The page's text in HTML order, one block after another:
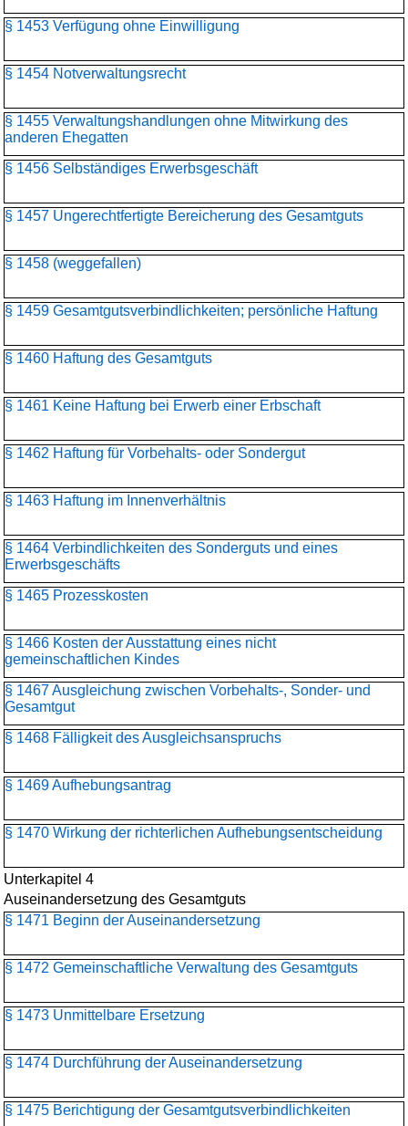
§ 1453 Verfügung ohne Einwilligung
§ 1454 Notverwaltungsrecht
§ 1455 Verwaltungshandlungen ohne Mitwirkung des
anderen Ehegatten
§ 1456 Selbständiges Erwerbsgeschäft
§ 1457 Ungerechtfertigte Bereicherung des Gesamtguts
§ 1458 (weggefallen)
§ 1459 Gesamtgutsverbindlichkeiten; persönliche Haftung
§ 1460 Haftung des Gesamtguts
§ 1461 Keine Haftung bei Erwerb einer Erbschaft
§ 1462 Haftung für Vorbehalts- oder Sondergut
§ 1463 Haftung im Innenverhältnis
§ 1464 Verbindlichkeiten des Sonderguts und eines
Erwerbsgeschäfts
§ 1465 Prozesskosten
§ 1466 Kosten der Ausstattung eines nicht
gemeinschaftlichen Kindes
§ 1467 Ausgleichung zwischen Vorbehalts-, Sonder- und
Gesamtgut
§ 1468 Fälligkeit des Ausgleichsanspruchs
§ 1469 Aufhebungsantrag
§ 1470 Wirkung der richterlichen Aufhebungsentscheidung
Unterkapitel 4
Auseinandersetzung des Gesamtguts
§ 1471 Beginn der Auseinandersetzung
§ 1472 Gemeinschaftliche Verwaltung des Gesamtguts
§ 1473 Unmittelbare Ersetzung
§ 1474 Durchführung der Auseinandersetzung
§ 1475 Berichtigung der Gesamtgutsverbindlichkeiten